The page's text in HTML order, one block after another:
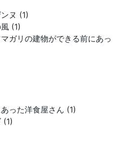
ヌ (1)
(1)
ガリの建物ができる前にあっ
った洋食屋さん (1)
(1)